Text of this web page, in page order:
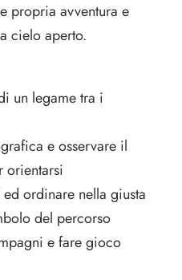
propria avventura e
cielo aperto.
un legame tra i
e osservare il
orientarsi
ordinare nella giusta
del percorso
e fare gioco